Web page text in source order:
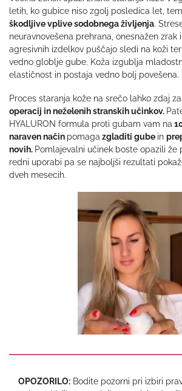
letih, ko gubice niso zgolj posledica let,
škodljive vplive sodobnega življenja.
neuravnovešena prehrana, onesnažen zrak
agresivnih izdelkov puščajo sledi na koži
vedno globlje gube. Koža izgublja
elastičnost in postaja vedno bolj povešena.
Proces staranja kože na srečo lahko zdaj
operacij in neželenih stranskih učinkov.
HYALURON formula proti gubam vam na
naraven način pomaga zgladiti gube in
novih. Pomlajevalni učinek boste opazili že
redni uporabi pa se najboljši rezultati
dveh mesecih.
OPOZORILO: Bodite pozorni pri izbiri